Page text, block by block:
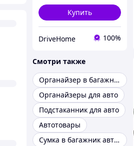
Купить
DriveHome 100%
Смотри также
Органайзер в багажник автомобиля
Органайзеры для авто
Подстаканник для авто
Автотовары
Сумка в багажник автомобиля